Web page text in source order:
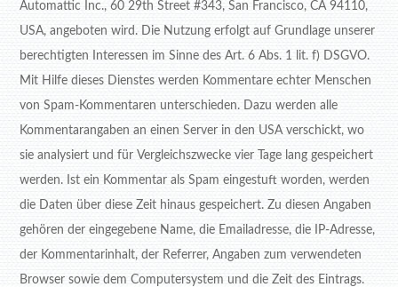
Automattic Inc., 60 29th Street #343, San Francisco, CA 94110,
USA, angeboten wird. Die Nutzung erfolgt auf Grundlage unserer
berechtigten Interessen im Sinne des Art. 6 Abs. 1 lit. f) DSGVO.
Mit Hilfe dieses Dienstes werden Kommentare echter Menschen
von Spam-Kommentaren unterschieden. Dazu werden alle
Kommentarangaben an einen Server in den USA verschickt, wo
sie analysiert und für Vergleichszwecke vier Tage lang gespeichert
werden. Ist ein Kommentar als Spam eingestuft worden, werden
die Daten über diese Zeit hinaus gespeichert. Zu diesen Angaben
gehören der eingegebene Name, die Emailadresse, die IP-Adresse,
der Kommentarinhalt, der Referrer, Angaben zum verwendeten
Browser sowie dem Computersystem und die Zeit des Eintrags.